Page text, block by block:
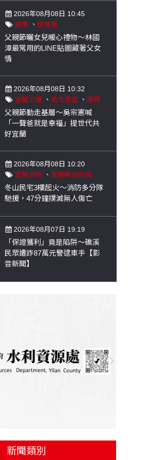
2026年08月08日 10:45
選舉 、 民進黨
父親節曬女兒暖心禮物～林國
漳最常用的LINE貼圖藏著父女
情
2026年08月08日 10:32
宜蘭交通 、地方建設 、選舉
父親節勤走基層～吳宗憲喊
「一聲爸就是幸福」提世代共
好宜蘭
2026年08月08日 10:20
宜蘭消防 、 宜蘭縣消防局
冬山民宅3樓起火～消防多分隊
馳援，47分鐘撲滅無人傷亡
2026年08月07日 19:19
「保證獲利」竟是陷阱～礁溪
民眾遭詐87萬元警逮車手【影
音新聞】
新聞類別